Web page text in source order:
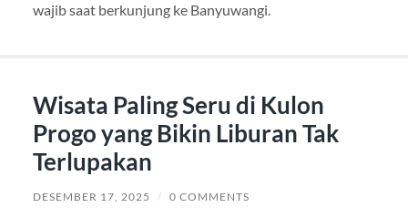
wajib saat berkunjung ke Banyuwangi.
Wisata Paling Seru di Kulon
Progo yang Bikin Liburan Tak
Terlupakan
DESEMBER 17, 2025 / 0 COMMENTS